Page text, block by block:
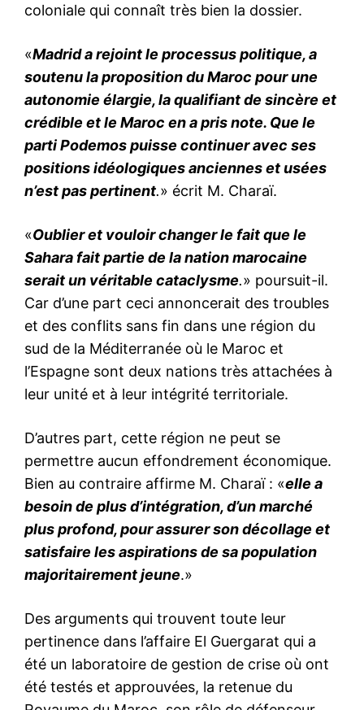
coloniale qui connaît très bien la dossier.
«Madrid a rejoint le processus politique, a
soutenu la proposition du Maroc pour une
autonomie élargie, la qualifiant de sincère et
crédible et le Maroc en a pris note. Que le
parti Podemos puisse continuer avec ses
positions idéologiques anciennes et usées
n’est pas pertinent.» écrit M. Charaï.
«Oublier et vouloir changer le fait que le
Sahara fait partie de la nation marocaine
serait un véritable cataclysme.» poursuit-il.
Car d’une part ceci annoncerait des troubles
et des conflits sans fin dans une région du
sud de la Méditerranée où le Maroc et
l’Espagne sont deux nations très attachées à
leur unité et à leur intégrité territoriale.
D’autres part, cette région ne peut se
permettre aucun effondrement économique.
Bien au contraire affirme M. Charaï : «elle a
besoin de plus d’intégration, d’un marché
plus profond, pour assurer son décollage et
satisfaire les aspirations de sa population
majoritairement jeune.»
Des arguments qui trouvent toute leur
pertinence dans l’affaire El Guergarat qui a
été un laboratoire de gestion de crise où ont
été testés et approuvées, la retenue du